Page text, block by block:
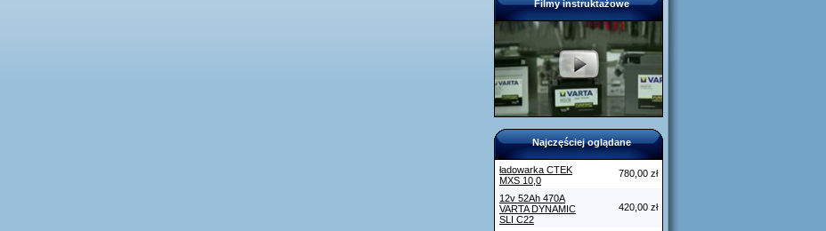
Filmy instruktażowe
Najczęściej oglądane
ładowarka CTEK
MXS 10,0
780,00 zł
12v 52Ah 470A
VARTA DYNAMIC
SLI C22
420,00 zł